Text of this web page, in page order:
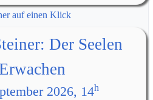
auf einen Klick
Der Seelen
2026, 14h